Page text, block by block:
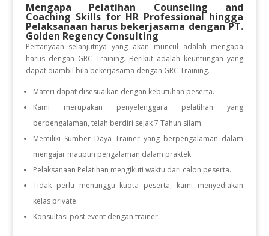
Mengapa Pelatihan Counseling and
Coaching Skills for HR Professional hingga
Pelaksanaan harus bekerjasama dengan PT.
Golden Regency Consulting
Pertanyaan selanjutnya yang akan muncul adalah mengapa
harus dengan GRC Training. Berikut adalah keuntungan yang
dapat diambil bila bekerjasama dengan GRC Training.
Materi dapat disesuaikan dengan kebutuhan peserta.
Kami merupakan penyelenggara pelatihan yang
berpengalaman, telah berdiri sejak 7 Tahun silam.
Memiliki Sumber Daya Trainer yang berpengalaman dalam
mengajar maupun pengalaman dalam praktek.
Pelaksanaan Pelatihan mengikuti waktu dari calon peserta.
Tidak perlu menunggu kuota peserta, kami menyediakan
kelas private.
Konsultasi post event dengan trainer.